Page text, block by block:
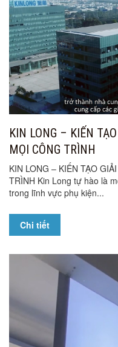
KIN LONG – KIẾN
MỌI CÔNG TRÌNH
KIN LONG – KIẾN TẠO
TRÌNH Kin Long tự hào là
trong lĩnh vực phụ kiện...
Chi tiết